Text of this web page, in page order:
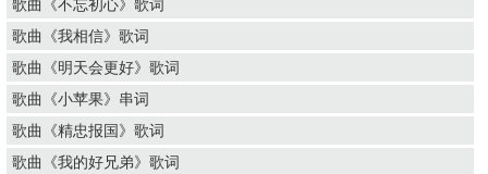
歌曲《不忘初心》歌词
歌曲《我相信》歌词
歌曲《明天会更好》歌词
歌曲《小苹果》串词
歌曲《精忠报国》歌词
歌曲《我的好兄弟》歌词